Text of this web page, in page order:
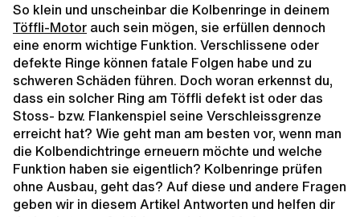
So klein und unscheinbar die Kolbenringe in deinem
Töffli-Motor auch sein mögen, sie erfüllen dennoch
eine enorm wichtige Funktion. Verschlissene oder
defekte Ringe können fatale Folgen habe und zu
schweren Schäden führen. Doch woran erkennst du,
dass ein solcher Ring am Töffli defekt ist oder das
Stoss- bzw. Flankenspiel seine Verschleissgrenze
erreicht hat? Wie geht man am besten vor, wenn man
die Kolbendichtringe erneuern möchte und welche
Funktion haben sie eigentlich? Kolbenringe prüfen
ohne Ausbau, geht das? Auf diese und andere Fragen
geben wir in diesem Artikel Antworten und helfen dir